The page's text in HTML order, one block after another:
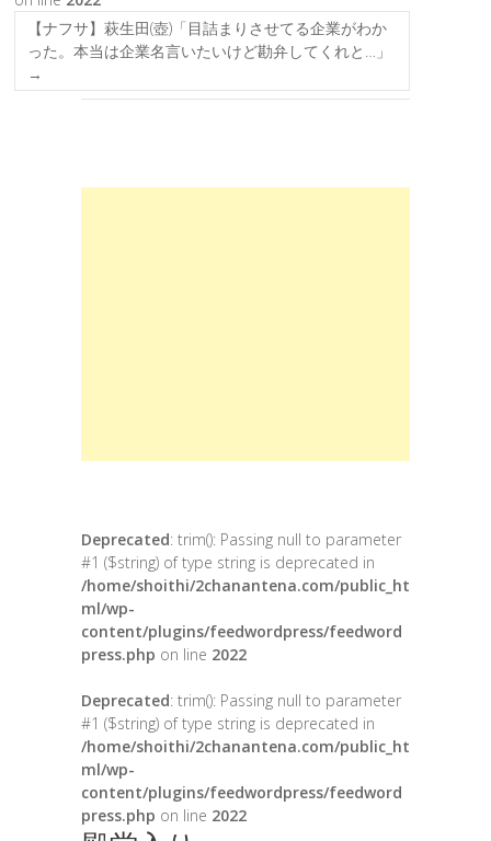
【ナフサ】萩生田(壺)「目詰まりさせてる企業がわか
った。本当は企業名言いたいけど勘弁してくれと…」
→
Deprecated: trim(): Passing null to parameter
#1 ($string) of type string is deprecated in
/home/shoithi/2chanantena.com/public_ht
ml/wp-
content/plugins/feedwordpress/feedword
press.php on line 2022
Deprecated: trim(): Passing null to parameter
#1 ($string) of type string is deprecated in
/home/shoithi/2chanantena.com/public_ht
ml/wp-
content/plugins/feedwordpress/feedword
press.php on line 2022